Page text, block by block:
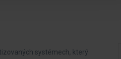
systémech, který